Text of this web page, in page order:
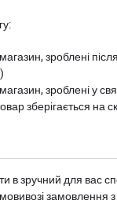
зроблені
зроблені у
зберігається на
в зручний для вас
замовлення